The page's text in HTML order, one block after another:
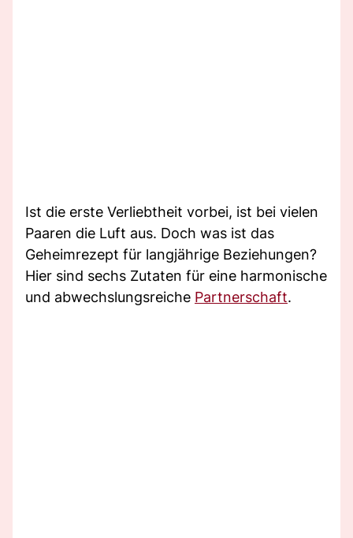
Ist die erste Verliebtheit vorbei, ist bei vielen
Paaren die Luft aus. Doch was ist das
Geheimrezept für langjährige Beziehungen?
Hier sind sechs Zutaten für eine harmonische
und abwechslungsreiche Partnerschaft.